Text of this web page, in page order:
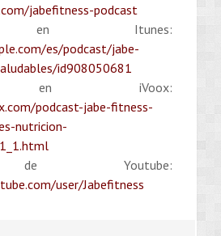
jabefitness-podcast
en Itunes:
es/podcast/jabe-
id908050681
en iVoox:
podcast-jabe-fitness-
nutricion-
Youtube:
user/Jabefitness